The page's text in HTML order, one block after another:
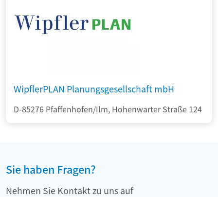
WipflerPLAN Planungsgesellschaft mbH
D-85276 Pfaffenhofen/Ilm, Hohenwarter Straße 124
Sie haben Fragen?
Nehmen Sie Kontakt zu uns auf